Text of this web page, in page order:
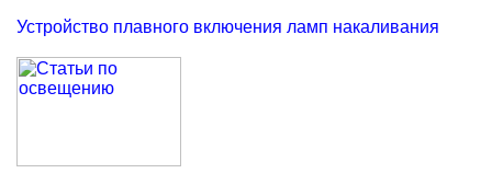
Устройство плавного включения ламп накаливания